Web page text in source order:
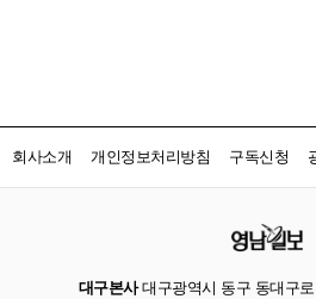
회사소개 개인정보처리방침 구독신청
대구본사대구광역시 동구 동대구로